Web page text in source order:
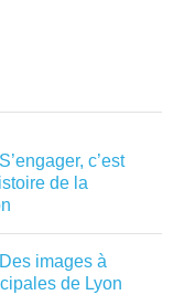
c’est
de la
images à
de Lyon